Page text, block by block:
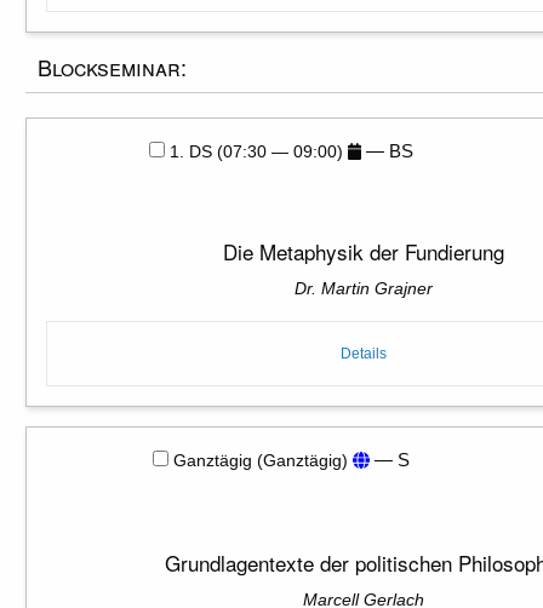
Blockseminar:
1. DS (07:30 — 09:00) — BS
Die Metaphysik der Fundierung
Dr. Martin Grajner
Details
Ganztägig (Ganztägig) — S
Grundlagentexte der politischen
Marcell Gerlach